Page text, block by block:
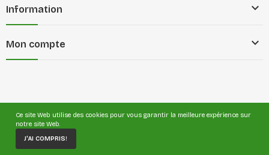
Information 
Mon compte 
Gestion des cookies
Ce site Web utilise des cookies pour vous garantir la meilleure expérience sur
notre site Web.
J'AI COMPRIS!